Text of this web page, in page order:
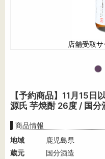
店舗受取
【予約商品】11月15日
源氏 芋焼酎 26度 / 国分
商品情報
地域
鹿児島県
蔵元
国分酒造